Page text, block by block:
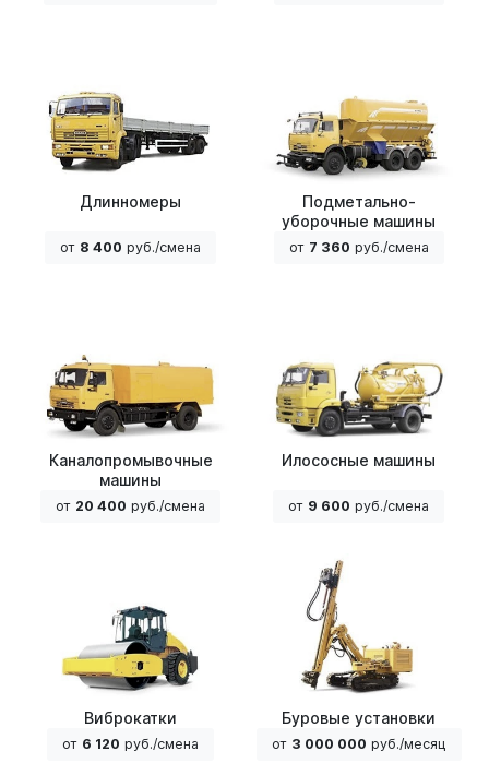
Длинномеры
от 8 400 руб./смена
Подметально-
уборочные машины
от 7 360 руб./смена
Каналопромывочные
машины
от 20 400 руб./смена
Илососные машины
от 9 600 руб./смена
Виброкатки
от 6 120 руб./смена
Буровые установки
от 3 000 000 руб./месяц